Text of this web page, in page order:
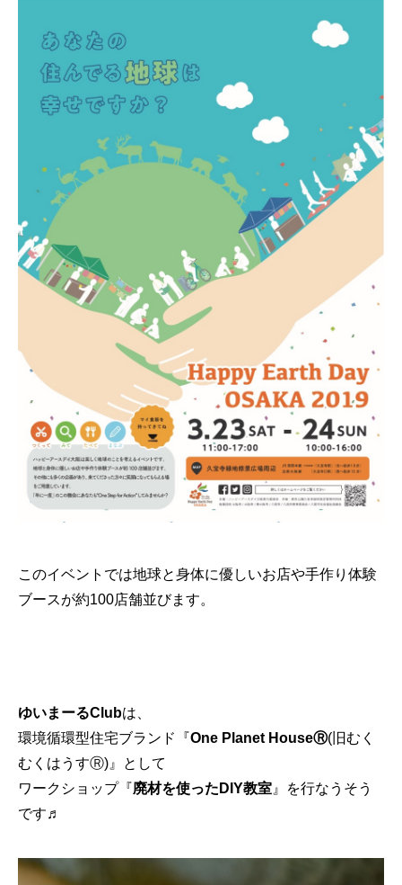
このイベントでは地球と身体に優しいお店や手作り体験
ブースが約100店舗並びます。
ゆいまーるClubは、
環境循環型住宅ブランド『One Planet HouseⓇ(旧むく
むくはうすⓇ)』として
ワークショップ『廃材を使ったDIY教室 』を行なうそう
です♬